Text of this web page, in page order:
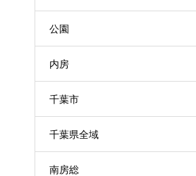
公園
内房
千葉市
千葉県全域
南房総